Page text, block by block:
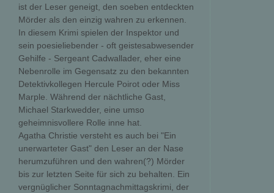
ist der Leser geneigt, den soeben entdeckten
Mörder als den einzig wahren zu erkennen.
In diesem Krimi spielen der Inspektor und
sein poesieliebender - oft geistesabwesender
Gehilfe - Sergeant Cadwallader, eher eine
Nebenrolle im Gegensatz zu den bekannten
Detektivkollegen Hercule Poirot oder Miss
Marple. Während der nächtliche Gast,
Michael Starkwedder, eine umso
geheimnisvollere Rolle inne hat.
Agatha Christie versteht es auch bei "Ein
unerwarteter Gast" den Leser an der Nase
herumzuführen und den wahren(?) Mörder
bis zur letzten Seite für sich zu behalten. Ein
vergnüglicher Sonntagnachmittagskrimi, der